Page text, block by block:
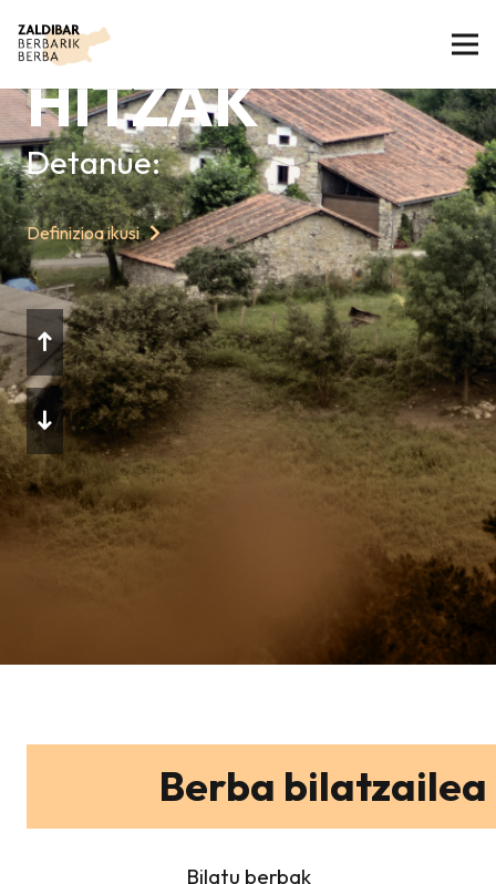
GAURKO
HITZAK
Detanue:
Definizioa ikusi
Berba bilatzailea
Bilatu berbak